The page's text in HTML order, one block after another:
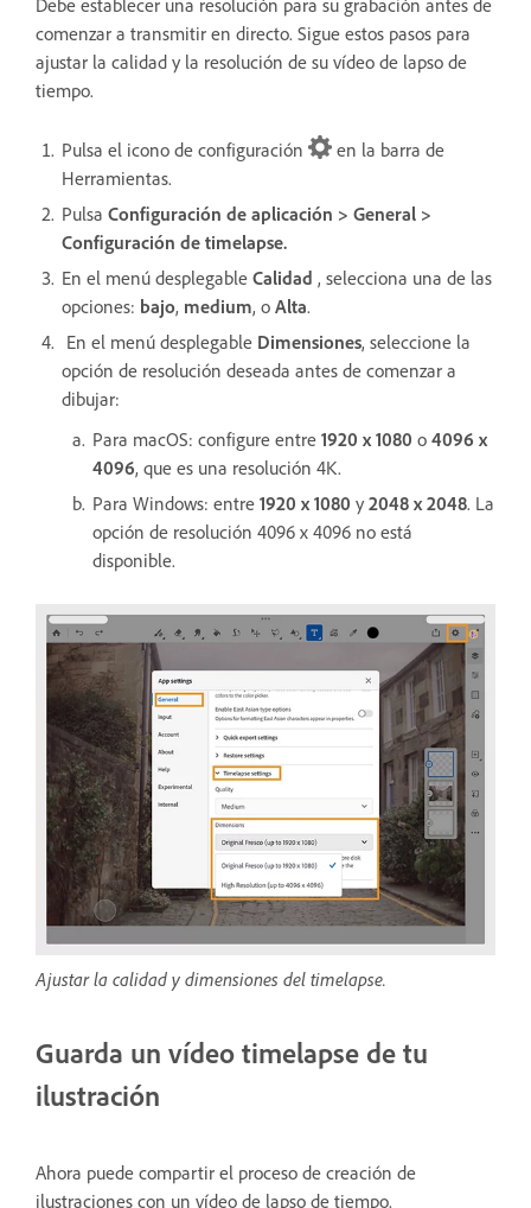
comenzar a transmitir en directo. Sigue estos pasos para
ajustar la calidad y la resolución de su vídeo de lapso de
tiempo.
Pulsa el icono de configuración
en la barra de
Herramientas.
Pulsa Configuración de aplicación > General >
Configuración de timelapse.
En el menú desplegable Calidad , selecciona una de las
opciones: bajo, medium, o Alta.
En el menú desplegable Dimensiones, seleccione la
opción de resolución deseada antes de comenzar a
dibujar:
Para macOS: configure entre 1920 x 1080 o 4096 x
4096, que es una resolución 4K.
Para Windows: entre 1920 x 1080 y 2048 x 2048. La
opción de resolución 4096 x 4096 no está
disponible.
Ajustar la calidad y dimensiones del timelapse.
Guarda un vídeo timelapse de tu
ilustración
Ahora puede compartir el proceso de creación de
ilustraciones con un vídeo de lapso de tiempo.